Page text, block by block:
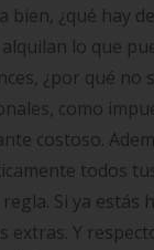
bien, ¿qué hay
alquilan lo que
¿por qué no
como
costoso.
todos
regla. Si ya estás
extras. Y